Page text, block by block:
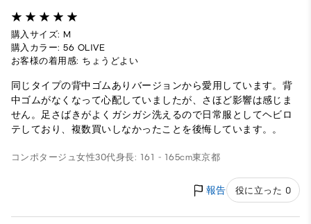
購入サイズ: M
購入カラー: 56 OLIVE
お客様の着用感: ちょうどよい
同じタイプの背中ゴムありバージョンから愛用しています。背
中ゴムがなくなって心配していましたが、さほど影響は感じま
せん。足さばきがよくガシガシ洗えるので日常服としてヘビロ
テしており、複数買いしなかったことを後悔しています。。
コンポタージュ女性30代身長: 161 - 165cm東京都
報告 役に立った 0